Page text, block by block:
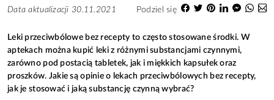
Data aktualizacji 30.11.2021 Podziel się
Leki przeciwbólowe bez recepty to często stosowane środki. W
aptekach można kupić leki z różnymi substancjami czynnymi,
zarówno pod postacią tabletek, jak i miękkich kapsułek oraz
proszków. Jakie są opinie o lekach przeciwbólowych bez recepty,
jak je stosować i jaką substancję czynną wybrać?